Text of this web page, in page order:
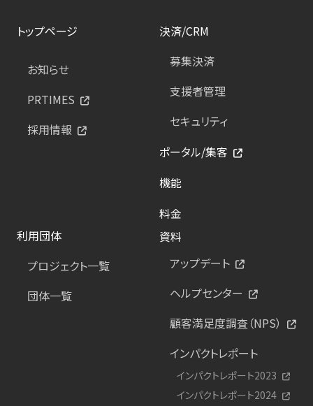
トップページ
お知らせ
PRTIMES
採用情報
決済/CRM
募集決済
支援者管理
セキュリティ
ポータル/集客
機能
料金
利用団体
プロジェクト一覧
団体一覧
資料
アップデート
ヘルプセンター
顧客満足度調査（NPS）
インパクトレポート
インパクトレポート2023
インパクトレポート2024